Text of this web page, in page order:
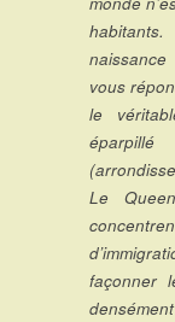
vous
le
Le
façonner